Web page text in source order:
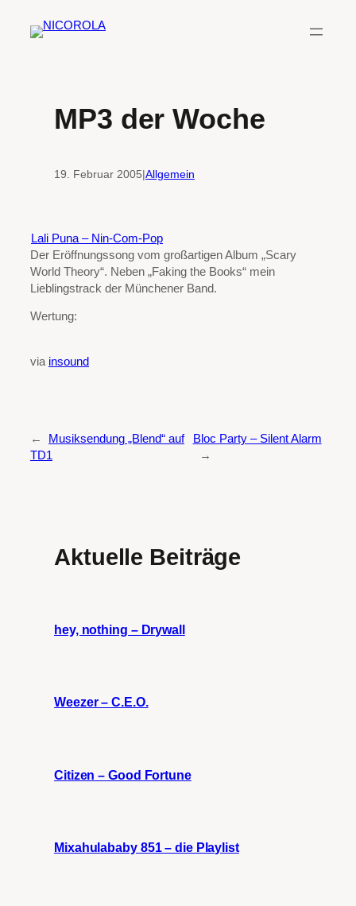
Inhalt
MP3 der Woche
19. Februar 2005|Allgemein
Lali Puna – Nin-Com-Pop
Der Eröffnungssong vom großartigen Album „Scary
World Theory“. Neben „Faking the Books“ mein
Lieblingstrack der Münchener Band.
Wertung:
via insound
←
Musiksendung „Blend“ auf
TD1
Bloc Party – Silent Alarm
→
Aktuelle Beiträge
hey, nothing – Drywall
Weezer – C.E.O.
Citizen – Good Fortune
Mixahulababy 851 – die Playlist